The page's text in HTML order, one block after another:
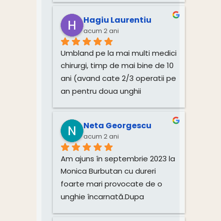
destins si relaxat.In sfârșit
unghiile mele sunt fericite
Mulțumesc pentru
profesionalism, doamna
Monica este un om deosebit si
minunat in tot ceea ce face,
drept dovada si mulțimea
diplomelor primite.Dacă aveți
probleme, nu ezitați sa o
contactați si nu veți regreta.
Hagiu Laurentiu
acum 2 ani
Umbland pe la mai multi medici
chirurgi, timp de mai bine de 10
ani (avand cate 2/3 operatii pe
an pentru doua unghii
medicala). Acum 6 luni am avut
prima vizita la Dna. Monica, si
urmand cu strictețe indrumarile
primite, nu am mai avut
aceasta problema. Pe toata
durata consultatiilor, fiecare
programare s-a respectat “ la
minut”, am avut parte de mult
Neta Georgescu
acum 2 ani
Am ajuns în septembrie 2023 la
Monica Burbutan cu dureri
foarte mari provocate de o
unghie încarnată.Dupa